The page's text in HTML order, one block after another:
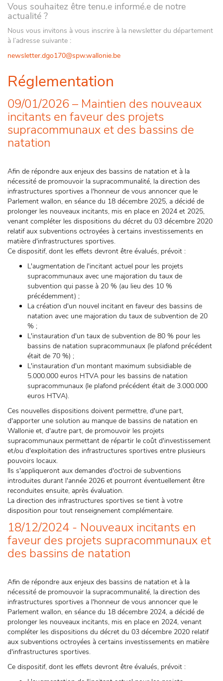
Vous souhaitez être tenu.e informé.e de notre
actualité ?
Nous vous invitons à vous inscrire à la newsletter du département
à l’adresse suivante :
newsletter.dgo170@spw.wallonie.be
Réglementation
09/01/2026 – Maintien des nouveaux
incitants en faveur des projets
supracommunaux et des bassins de
natation
Afin de répondre aux enjeux des bassins de natation et à la
nécessité de promouvoir la supracommunalité, la direction des
infrastructures sportives a l'honneur de vous annoncer que le
Parlement wallon, en séance du 18 décembre 2025, a décidé de
prolonger les nouveaux incitants, mis en place en 2024 et 2025,
venant compléter les dispositions du décret du 03 décembre 2020
relatif aux subventions octroyées à certains investissements en
matière d'infrastructures sportives.
Ce dispositif, dont les effets devront être évalués, prévoit :
L'augmentation de l'incitant actuel pour les projets
supracommunaux avec une majoration du taux de
subvention qui passe à 20 % (au lieu des 10 %
précédemment) ;
La création d'un nouvel incitant en faveur des bassins de
natation avec une majoration du taux de subvention de 20
% ;
L'instauration d'un taux de subvention de 80 % pour les
bassins de natation supracommunaux (le plafond précédent
était de 70 %) ;
L'instauration d'un montant maximum subsidiable de
5.000.000 euros HTVA pour les bassins de natation
supracommunaux (le plafond précédent était de 3.000.000
euros HTVA).
Ces nouvelles dispositions doivent permettre, d'une part,
d'apporter une solution au manque de bassins de natation en
Wallonie et, d'autre part, de promouvoir les projets
supracommunaux permettant de répartir le coût d'investissement
et/ou d'exploitation des infrastructures sportives entre plusieurs
pouvoirs locaux.
Ils s'appliqueront aux demandes d'octroi de subventions
introduites durant l'année 2026 et pourront éventuellement être
reconduites ensuite, après évaluation.
La direction des infrastructures sportives se tient à votre
disposition pour tout renseignement complémentaire.
18/12/2024 - Nouveaux incitants en
faveur des projets supracommunaux et
des bassins de natation
Afin de répondre aux enjeux des bassins de natation et à la
nécessité de promouvoir la supracommunalité, la direction des
infrastructures sportives a l'honneur de vous annoncer que le
Parlement wallon, en séance du 18 décembre 2024, a décidé de
prolonger les nouveaux incitants, mis en place en 2024, venant
compléter les dispositions du décret du 03 décembre 2020 relatif
aux subventions octroyées à certains investissements en matière
d'infrastructures sportives.
Ce dispositif, dont les effets devront être évalués, prévoit :